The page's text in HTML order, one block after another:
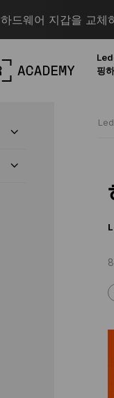
하드웨어 지갑을 교체
핑